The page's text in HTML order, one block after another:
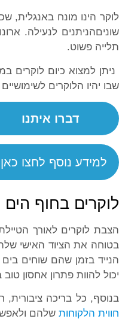
לוקר הינו מונח
שוניםהניתנים לנעילה.
תלייה פשוט.
ניתן למצוא כיום לוקרים
שבו יהיו הלוקרים
דברו איתנו
למידע נוסף לחצו כאן
לוקרים בחוף הים
הצבת לוקרים לאורך
בטוחה את הציוד האישי
הנייד בזמן שהם שוחים
יכול להוות פתרון אחסון טוב
בנוסף, כל בריכה
חווית הלקוחות שלהם